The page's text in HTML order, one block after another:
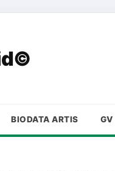
BIODATA ARTIS GV